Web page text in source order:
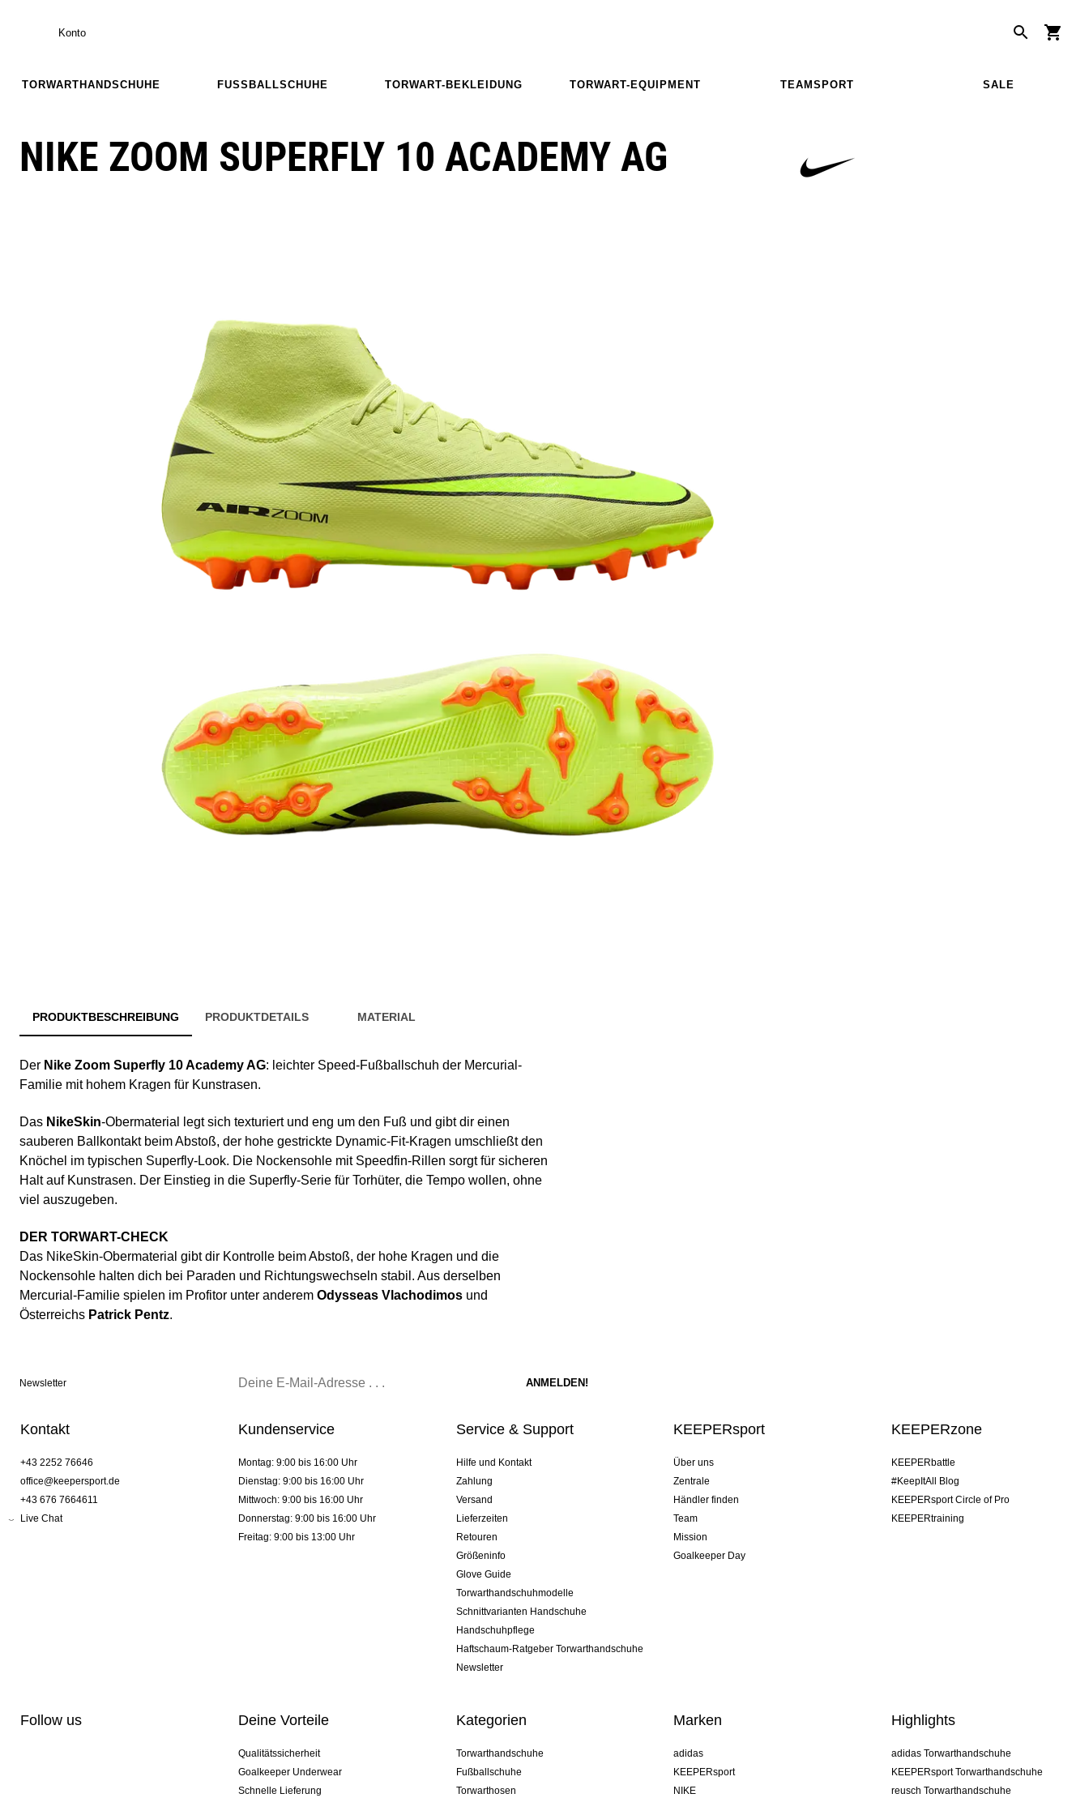
Konto
TORWARTHANDSCHUHE FUSSBALLSCHUHE TORWART-BEKLEIDUNG TORWART-EQUIPMENT TEAMSPORT SALE
NIKE ZOOM SUPERFLY 10 ACADEMY AG
PRODUKTBESCHREIBUNG PRODUKTDETAILS MATERIAL
Der Nike Zoom Superfly 10 Academy AG: leichter Speed-Fußballschuh der Mercurial-
Familie mit hohem Kragen für Kunstrasen.
Das NikeSkin-Obermaterial legt sich texturiert und eng um den Fuß und gibt dir einen
sauberen Ballkontakt beim Abstoß, der hohe gestrickte Dynamic-Fit-Kragen umschließt den
Knöchel im typischen Superfly-Look. Die Nockensohle mit Speedfin-Rillen sorgt für sicheren
Halt auf Kunstrasen. Der Einstieg in die Superfly-Serie für Torhüter, die Tempo wollen, ohne
viel auszugeben.
DER TORWART-CHECK
Das NikeSkin-Obermaterial gibt dir Kontrolle beim Abstoß, der hohe Kragen und die
Nockensohle halten dich bei Paraden und Richtungswechseln stabil. Aus derselben
Mercurial-Familie spielen im Profitor unter anderem Odysseas Vlachodimos und
Österreichs Patrick Pentz.
Newsletter
Kontakt
+43 2252 76646
office@keepersport.de
+43 676 7664611
Live Chat
Kundenservice
Montag: 9:00 bis 16:00 Uhr
Dienstag: 9:00 bis 16:00 Uhr
Mittwoch: 9:00 bis 16:00 Uhr
Donnerstag: 9:00 bis 16:00 Uhr
Freitag: 9:00 bis 13:00 Uhr
Service & Support
Hilfe und Kontakt
Zahlung
Versand
Lieferzeiten
Retouren
Größeninfo
Glove Guide
Torwarthandschuhmodelle
Schnittvarianten Handschuhe
Handschuhpflege
Haftschaum-Ratgeber Torwarthandschuhe
Newsletter
KEEPERsport
Über uns
Zentrale
Händler finden
Team
Mission
Goalkeeper Day
KEEPERzone
KEEPERbattle
#KeepItAll Blog
KEEPERsport Circle of Pro
KEEPERtraining
Follow us Deine Vorteile
Qualitätssicherheit
Goalkeeper Underwear
Schnelle Lieferung
Kategorien
Torwarthandschuhe
Fußballschuhe
Torwarthosen
Marken
adidas
KEEPERsport
NIKE
Highlights
adidas Torwarthandschuhe
KEEPERsport Torwarthandschuhe
reusch Torwarthandschuhe